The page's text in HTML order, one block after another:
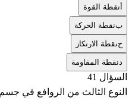
نقطة القوة
بنقطة الحركة
جنقطة الارتكاز
نقطة المقاومة
السؤال 41
النوع الثالث من الروافع في